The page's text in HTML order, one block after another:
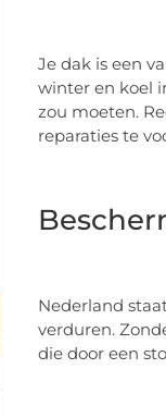
Je dak is een
winter en koel
zou moeten.
reparaties te
Nederland
verduren.
die door een